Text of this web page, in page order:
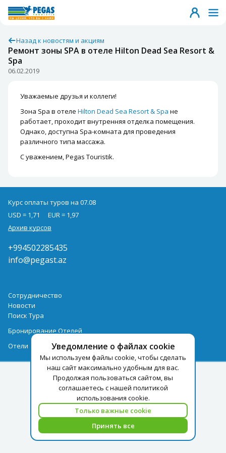
Назад к новостям и акциям
Ремонт зоны SPA в отеле Hilton Dead Sea Resort &
Spa
06.02.2019
Уважаемые друзья и коллеги!
Зона Spa в отеле Hilton Dead Sea Resort & Spa не
работает, проходит внутренняя отделка помещения.
Однако, доступна Spa-комната для проведения
различного типа массажа.
С уважением, Pegas Touristik.
Уведомление о файлах cookie
Мы используем файлы cookie, чтобы сделать
наш сайт максимально удобным для вас.
Продолжая пользоваться сайтом, вы
соглашаетесь с нашей политикой
использования cookie.
Только важные cookie
Принять все
Курс оплаты туров на 07.08
USD = 1,71
EUR = 1,97
Архив курсов
+994502285435
info@pegast.az
Сотрудничество
Новости
Поиск Тура
Бронирование Отелей
Отели